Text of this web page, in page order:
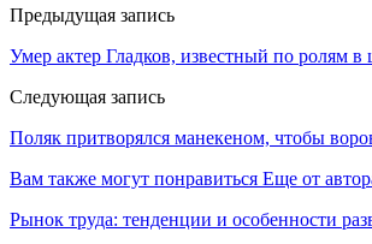
Предыдущая запись
Умер актер Гладков, известный по ролям в
Следующая запись
Поляк притворялся манекеном, чтобы
Вам также могут понравиться Еще от
Рынок труда: тенденции и особенности